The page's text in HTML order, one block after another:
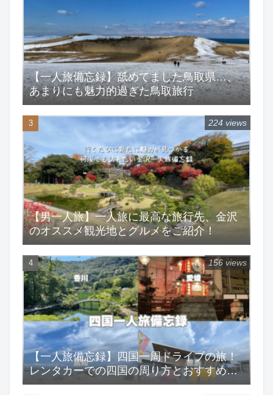
【一人旅備忘録】舐めてました鳥取県…、
あまりにも魅力的過ぎた鳥取旅行
【男一人旅】一人旅に最高な旅行先、金沢
のオススメ観光地とグルメをご紹介！
224 views
【一人旅備忘録】四国一周ドライブの旅！
レンタカーでの四国の周り方とおすすめス
ポットをご紹介！
156 views